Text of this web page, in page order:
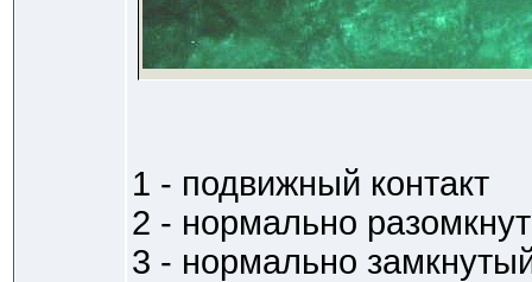
1 - подвижный контакт
2 - нормально
3 - нормально